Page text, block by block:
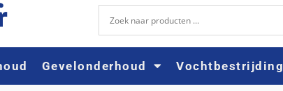
Gevelonderhoud Vochtbestrijding